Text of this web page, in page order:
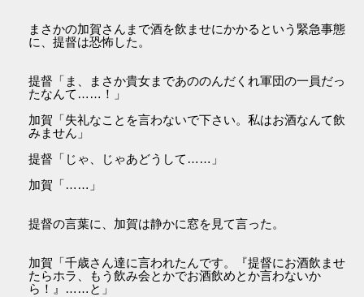
まさかの加賀さんまで酒を飲ませにかかるという緊急事態
に、提督は恐怖した。
提督「ま、まさか貴女まであののんだくれ軍団の一員だっ
たなんて……！」
加賀「失礼なことを言わないで下さい。私はお酒なんて飲
みません」
提督「じゃ、じゃあどうして……」
加賀「……」
提督の言葉に、加賀は静かに窓を見て言った。
加賀「千歳さん達に言われたんです。『提督にお酒飲ませ
たらホラ、もう飲み会とかでお酒飲めとか言わないか
ら！』……と」